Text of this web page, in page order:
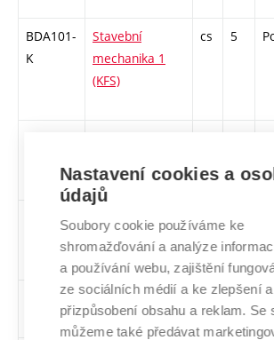
BDA101-
K
Stavební
mechanika 1
(KFS)
cs 5
1
VYA007
Angličtina pro
mírně pokročilé
2
cs 2
VYA010
Angličtina pro
pokročilé 1
cs,
en
2
Nastavení cookies a
údajů
Soubory cookie používáme ke
shromažďování a analýze
a používání webu, zajištění
ze sociálních médií a ke zlepšení a
přizpůsobení obsahu a reklam. Se
můžeme také předávat